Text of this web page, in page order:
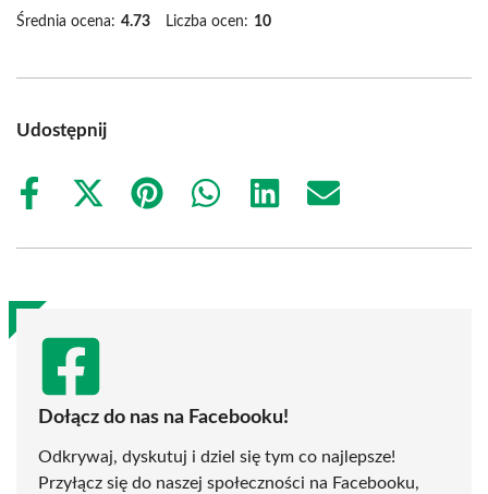
Średnia ocena: 4.73 Liczba ocen: 10
Udostępnij
Share
Share
(Twitter)
Share
Share
Share
Share
Dołącz do nas na Facebooku!
Odkrywaj, dyskutuj i dziel się tym co najlepsze!
Przyłącz się do naszej społeczności na Facebooku,